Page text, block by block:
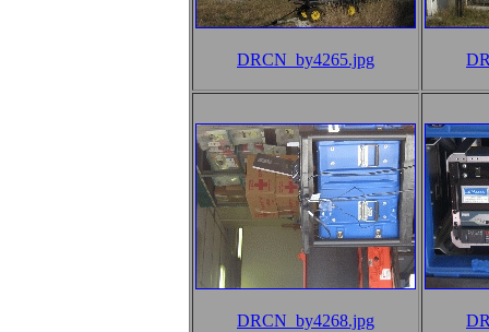
DRCN_by4265.jpg
DRCN_by4268.jpg